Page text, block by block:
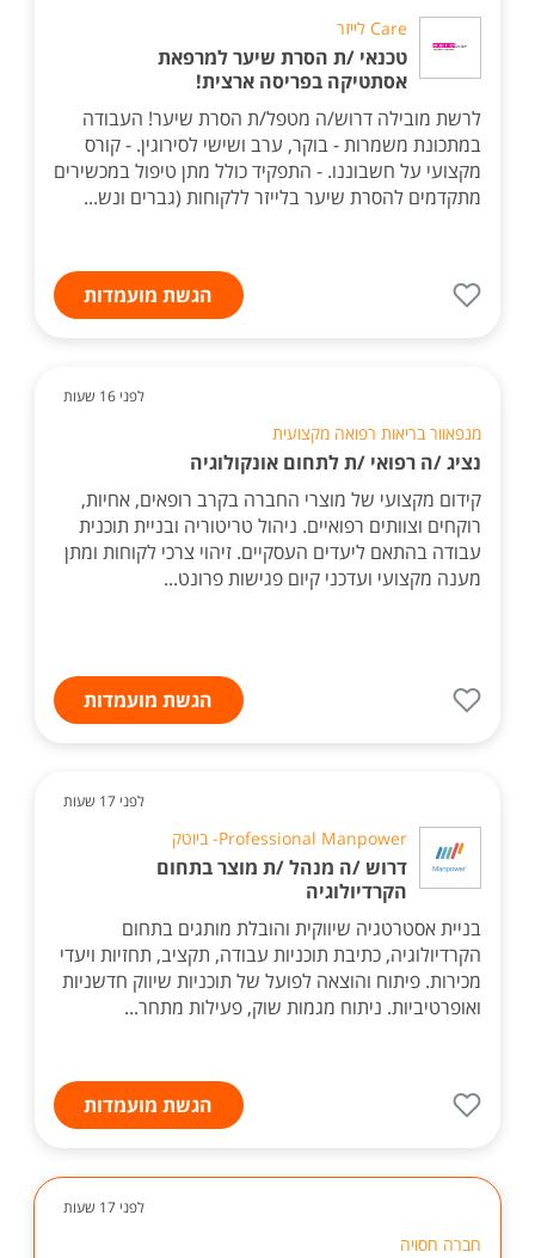
Care לייזר
טכנאי /ת הסרת שיער למרפאת
אסתטיקה בפריסה ארצית!
לרשת מובילה דרוש/ה מטפל/ת הסרת שיער! העבודה
במתכונת משמרות - בוקר, ערב ושישי לסירוגין. - קורס
מקצועי על חשבוננו. - התפקיד כולל מתן טיפול במכשירים
מתקדמים להסרת שיער בלייזר ללקוחות (גברים ונש...
הגשת מועמדות
לפני 16 שעות
מנפאוור בריאות רפואה מקצועית
נציג /ה רפואי /ת לתחום אונקולוגיה
קידום מקצועי של מוצרי החברה בקרב רופאים, אחיות,
רוקחים וצוותים רפואיים. ניהול טריטוריה ובניית תוכנית
עבודה בהתאם ליעדים העסקיים. זיהוי צרכי לקוחות ומתן
מענה מקצועי ועדכני קיום פגישות פרונט...
הגשת מועמדות
לפני 17 שעות
Professional Manpower- ביוטק
דרוש /ה מנהל /ת מוצר בתחום
הקרדיולוגיה
בניית אסטרטגיה שיווקית והובלת מותגים בתחום
הקרדיולוגיה, כתיבת תוכניות עבודה, תקציב, תחזיות ויעדי
מכירות. פיתוח והוצאה לפועל של תוכניות שיווק חדשניות
ואופרטיביות. ניתוח מגמות שוק, פעילות מתחר...
הגשת מועמדות
לפני 17 שעות
חברה חסויה